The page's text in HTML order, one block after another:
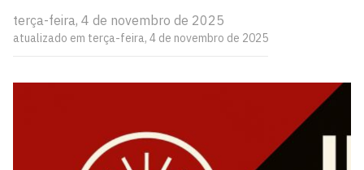
terça-feira, 4 de novembro de 2025
atualizado em terça-feira, 4 de novembro de 2025